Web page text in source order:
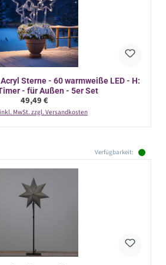
Sterne - 60 warmweiße LED - H:
- für Außen - 5er Set
Regulärer Preis:
49,49 €
MwSt. zzgl. Versandkosten
Verfügbarkeit: